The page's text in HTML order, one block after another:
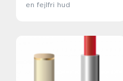
en fejlfri hud